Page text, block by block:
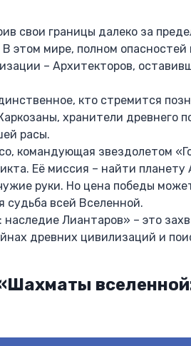
свои границы далеко за
В этом мире, полном
– Архитекторов,
кто стремится
хранители древнего
расы.
командующая звездолетом
Её миссия – найти
руки. Но цена победы
судьба всей Вселенной.
Лиантаров» – это
древних цивилизаций и